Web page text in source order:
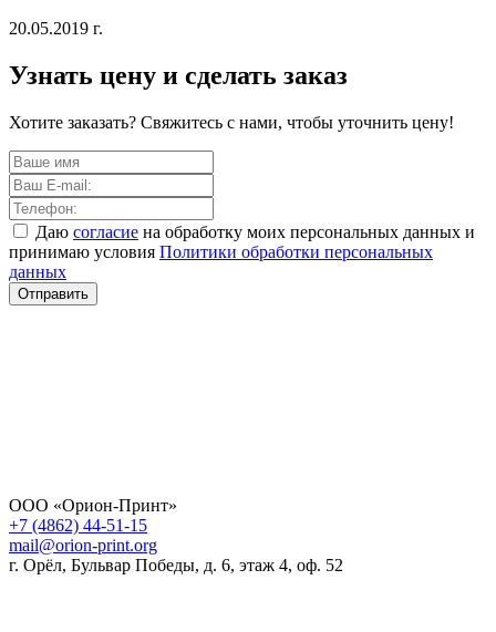
20.05.2019 г.
Узнать цену и сделать заказ
Хотите заказать? Свяжитесь с нами, чтобы уточнить цену!
Даю согласие на обработку моих персональных данных и
принимаю условия Политики обработки персональных
данных
Отправить
ООО «Орион-Принт»
+7 (4862) 44-51-15
mail@orion-print.org
г. Орёл, Бульвар Победы, д. 6, этаж 4, оф. 52